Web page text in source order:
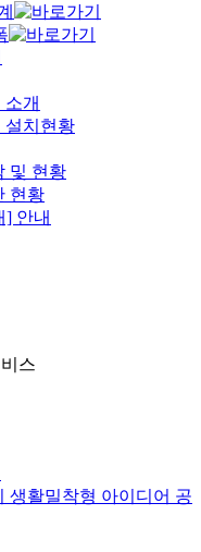
개
설치현황
및 현황
현황
] 안내
스
생활밀착형 아이디어 공